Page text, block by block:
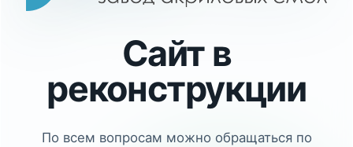
Сайт в
реконструкции
По всем вопросам можно обращаться по